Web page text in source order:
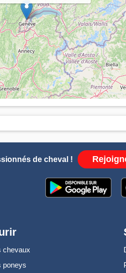
de cheval !
chevaux
poneys